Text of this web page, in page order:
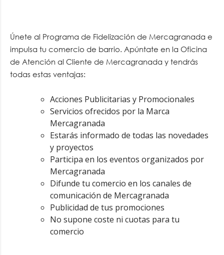
Únete al Programa de Fidelización de Mercagranada e
impulsa tu comercio de barrio. Apúntate en la Oficina
de Atención al Cliente de Mercagranada y tendrás
todas estas ventajas:
Acciones Publicitarias y Promocionales
Servicios ofrecidos por la Marca
Mercagranada
Estarás informado de todas las novedades
y proyectos
Participa en los eventos organizados por
Mercagranada
Difunde tu comercio en los canales de
comunicación de Mercagranada
Publicidad de tus promociones
No supone coste ni cuotas para tu
comercio